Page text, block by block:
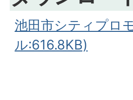
池田市シティプロ
ル:616.8KB)